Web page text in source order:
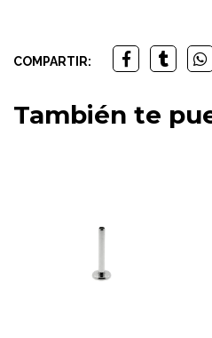
COMPARTIR:
También te